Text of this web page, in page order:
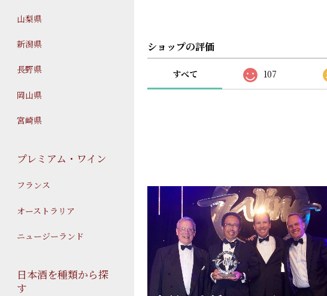
山梨県
新潟県
長野県
岡山県
宮崎県
プレミアム・ワイン
フランス
オーストラリア
ニュージーランド
日本酒を種類から探
す
ショップの評価
すべて 107